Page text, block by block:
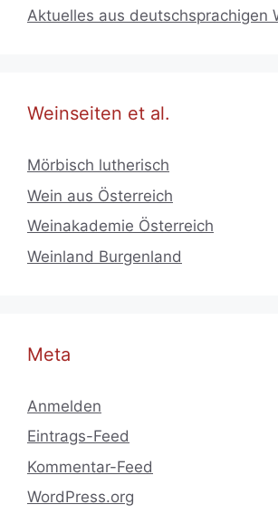
Aktuelles aus deutschsprachigen
Weinseiten et al.
Mörbisch lutherisch
Wein aus Österreich
Weinakademie Österreich
Weinland Burgenland
Meta
Anmelden
Eintrags-Feed
Kommentar-Feed
WordPress.org